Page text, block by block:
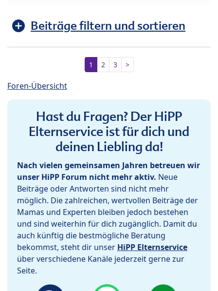
Beiträge filtern und sortieren
1 2 3 >
Foren-Übersicht
Hast du Fragen? Der HiPP
Elternservice ist für dich und
deinen Liebling da!
Nach vielen gemeinsamen Jahren betreuen wir
unser HiPP Forum nicht mehr aktiv. Neue
Beiträge oder Antworten sind nicht mehr
möglich. Die zahlreichen, wertvollen Beiträge der
Mamas und Experten bleiben jedoch bestehen
und sind weiterhin für dich zugänglich. Damit du
auch künftig die bestmögliche Beratung
bekommst, steht dir unser HiPP Elternservice
über verschiedene Kanäle jederzeit gerne zur
Seite.